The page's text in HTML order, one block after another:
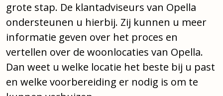
grote stap. De klantadviseurs van Opella
ondersteunen u hierbij. Zij kunnen u meer
informatie geven over het proces en
vertellen over de woonlocaties van Opella.
Dan weet u welke locatie het beste bij u past
en welke voorbereiding er nodig is om te